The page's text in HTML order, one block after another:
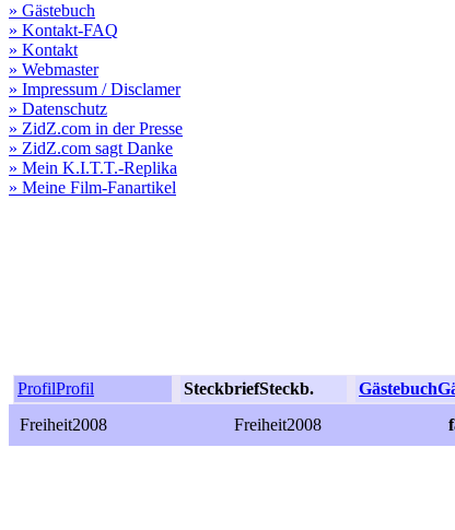
» Gästebuch
» Kontakt-FAQ
» Kontakt
» Webmaster
» Impressum / Disclamer
» Datenschutz
» ZidZ.com in der Presse
» ZidZ.com sagt Danke
» Mein K.I.T.T.-Replika
» Meine Film-Fanartikel
ProfilProfil SteckbriefSteckb. Gästebuch
Freiheit2008
Freiheit2008